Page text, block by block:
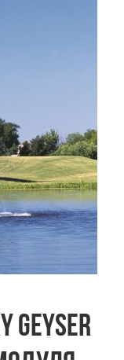
Geyser